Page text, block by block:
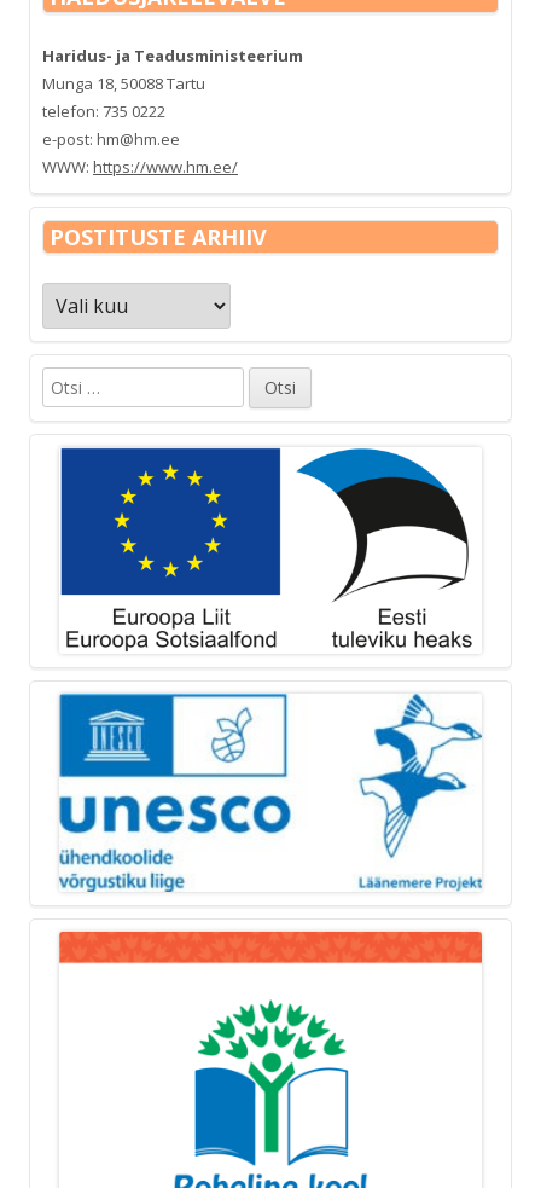
Haridus- ja Teadusministeerium
Munga 18, 50088 Tartu
telefon: 735 0222
e-post: hm@hm.ee
WWW: https://www.hm.ee/
POSTITUSTE ARHIIV
Postituste
arhiiv
Otsi: